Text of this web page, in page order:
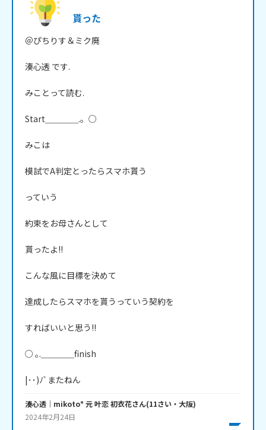
貰った
＠ぴちりす＆ミク廃
湊心透 です.
みことって読む.
Start＿＿＿＿.。○
みこは
模試でA判定とったらスマホ貰う
っていう
約束をお母さんとして
貰ったよ!!
こんな風に目標を決めて
達成したらスマホを貰うっていう契約を
すればいいと思う!!
○ ｡.＿＿＿＿finish
|･･)ﾉﾞまたねん
湊心透│mikoto* 元 叶恋 初衣花さん(11さい・ 大阪)
2024年2月24日